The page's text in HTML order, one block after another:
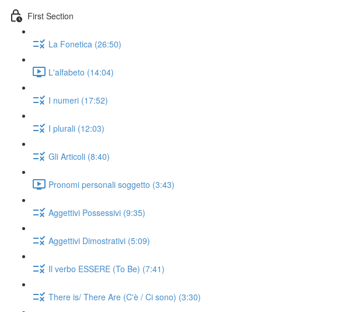
First Section
La Fonetica (26:50)
L'alfabeto (14:04)
I numeri (17:52)
I plurali (12:03)
Gli Articoli (8:40)
Pronomi personali soggetto (3:43)
Aggettivi Possessivi (9:35)
Aggettivi Dimostrativi (5:09)
Il verbo ESSERE (To Be) (7:41)
There is/ There Are (C'è / Ci sono) (3:30)